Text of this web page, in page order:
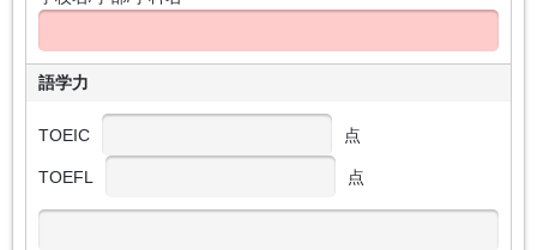
語学力
TOEIC 点
TOEFL 点